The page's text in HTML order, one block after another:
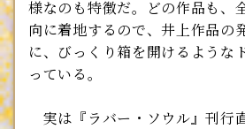
様なのも特徴だ。どの作品も、
向に着地するので、井上作品の
に、びっくり箱を開けるような
っている。
実は『ラバー・ソウル』刊行